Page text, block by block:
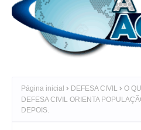
Página inicial DEFESA CIVIL
O
DEFESA CIVIL ORIENTA
DEPOIS.